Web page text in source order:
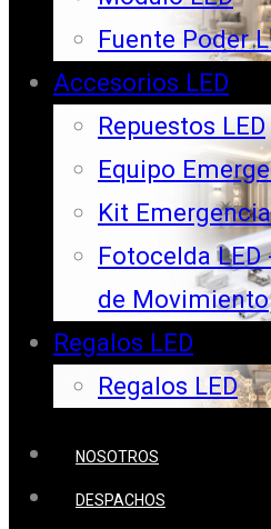
Fuente Poder
Accesorios LED
Repuestos LED
Equipo
Kit
Fotocelda LED
de Movimiento
Regalos LED
Regalos LED
NOSOTROS
DESPACHOS